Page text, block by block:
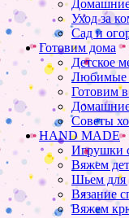
Уход за
Сад и
Готовим дома
Детское
Любимые
Готовим
Домашние
Советы
HAND MADE
Игрушки
Вяжем
Шьем для
Вязание
Вяжем